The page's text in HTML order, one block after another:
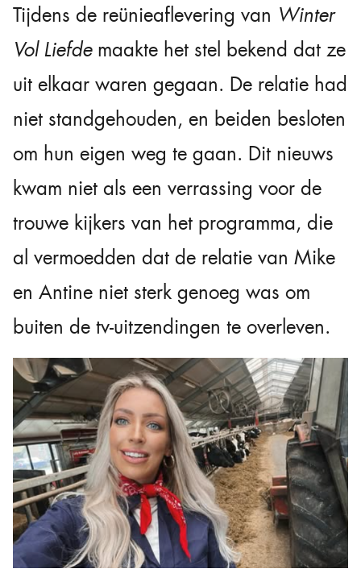
Tijdens de reünieaflevering van Winter
Vol Liefdemaakte het stel bekend dat ze
uit elkaar waren gegaan. De relatie had
niet standgehouden, en beiden besloten
om hun eigen weg te gaan. Dit nieuws
kwam niet als een verrassing voor de
trouwe kijkers van het programma, die
al vermoedden dat de relatie van Mike
en Antine niet sterk genoeg was om
buiten de tv-uitzendingen te overleven.